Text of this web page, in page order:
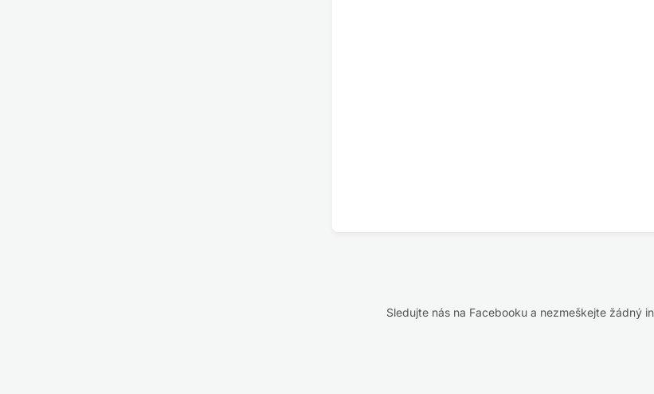
Sledujte nás na Facebooku a nezmeškejte žádný